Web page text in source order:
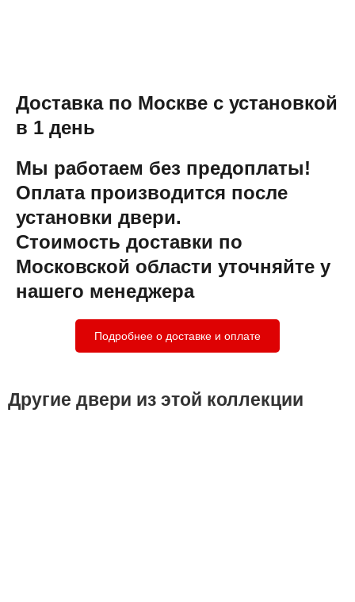
Доставка по Москве с установкой
в 1 день
Мы работаем без предоплаты!
Оплата производится после
установки двери.
Стоимость доставки по
Московской области уточняйте у
нашего менеджера
Подробнее о доставке и оплате
Другие двери из этой коллекции